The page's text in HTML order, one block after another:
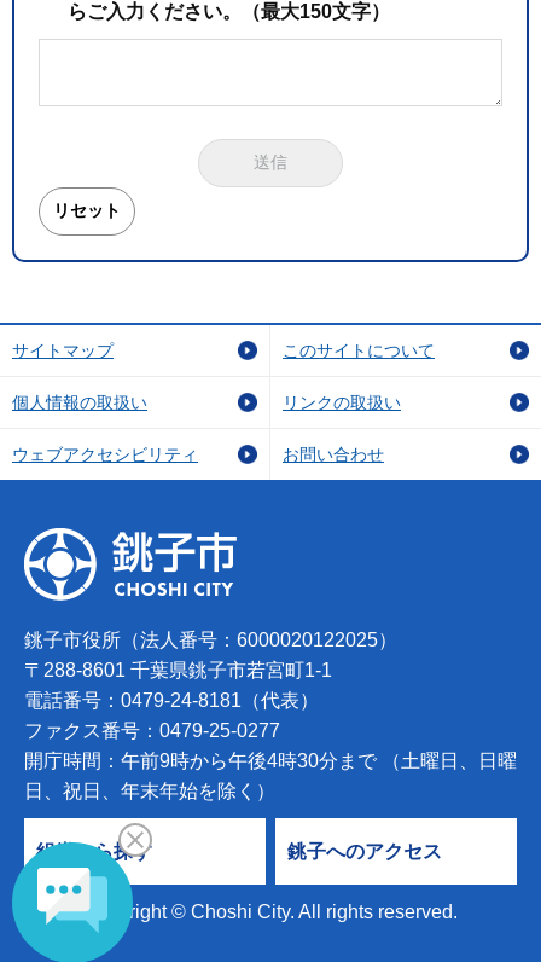
らご入力ください。（最大150文字）
サイトマップ このサイトについて
個人情報の取扱い リンクの取扱い
ウェブアクセシビリティ お問い合わせ
銚子市役所（法人番号：6000020122025）
〒288-8601 千葉県銚子市若宮町1-1
電話番号：0479-24-8181（代表）
ファクス番号：0479-25-0277
開庁時間：午前9時から午後4時30分まで （土曜日、日曜
日、祝日、年末年始を除く）
組織から探す 銚子へのアクセス
Copyright © Choshi City. All rights reserved.